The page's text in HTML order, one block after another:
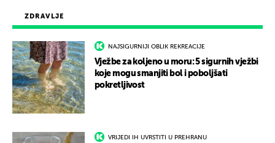
ZDRAVLJE
NAJSIGURNIJI OBLIK REKREACIJE
Vježbe za koljeno u moru: 5 sigurnih vježbi
koje mogu smanjiti bol i poboljšati
pokretljivost
VRIJEDI IH UVRSTITI U PREHRANU